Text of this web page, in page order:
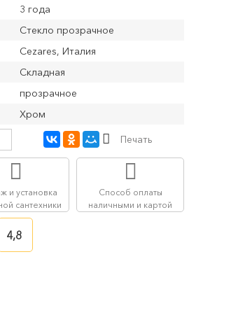
3 года
Стекло прозрачное
Cezares, Италия
Складная
прозрачное
Хром
Печать
и установка
сантехники
Способ оплаты
наличными и картой
4,8